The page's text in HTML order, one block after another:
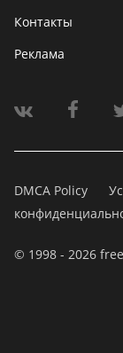
Контакты
Реклама
DMCA Policy
© 1998 - 2026